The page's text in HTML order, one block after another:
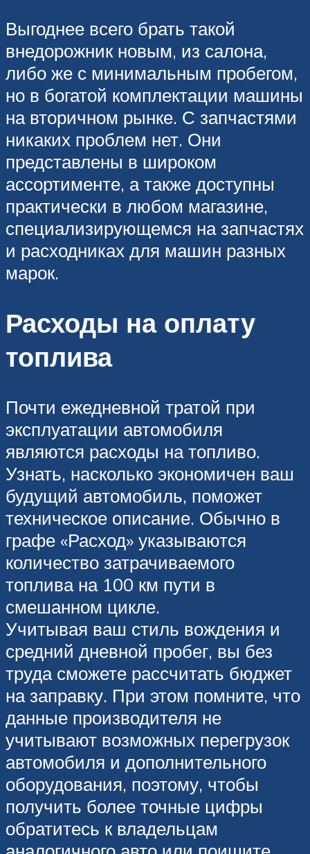
Выгоднее всего брать такой
внедорожник новым, из салона,
либо же с минимальным пробегом,
но в богатой комплектации машины
на вторичном рынке. С запчастями
никаких проблем нет. Они
представлены в широком
ассортименте, а также доступны
практически в любом магазине,
специализирующемся на запчастях
и расходниках для машин разных
марок.
Расходы на оплату
топлива
Почти ежедневной тратой при
эксплуатации автомобиля
являются расходы на топливо.
Узнать, насколько экономичен ваш
будущий автомобиль, поможет
техническое описание. Обычно в
графе «Расход» указываются
количество затрачиваемого
топлива на 100 км пути в
смешанном цикле.
Учитывая ваш стиль вождения и
средний дневной пробег, вы без
труда сможете рассчитать бюджет
на заправку. При этом помните, что
данные производителя не
учитывают возможных перегрузок
автомобиля и дополнительного
оборудования, поэтому, чтобы
получить более точные цифры
обратитесь к владельцам